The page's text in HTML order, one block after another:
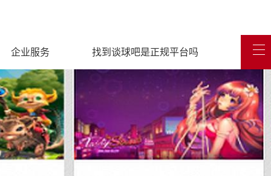
企业服务 找到谈球吧是正规平台吗